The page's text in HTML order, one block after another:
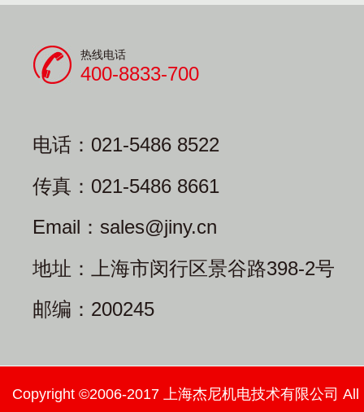
热线电话
400-8833-700
电话：021-5486 8522
传真：021-5486 8661
Email：sales@jiny.cn
地址：上海市闵行区景谷路398-2号
邮编：200245
Copyright ©2006-2017 上海杰尼机电技术有限公司 All